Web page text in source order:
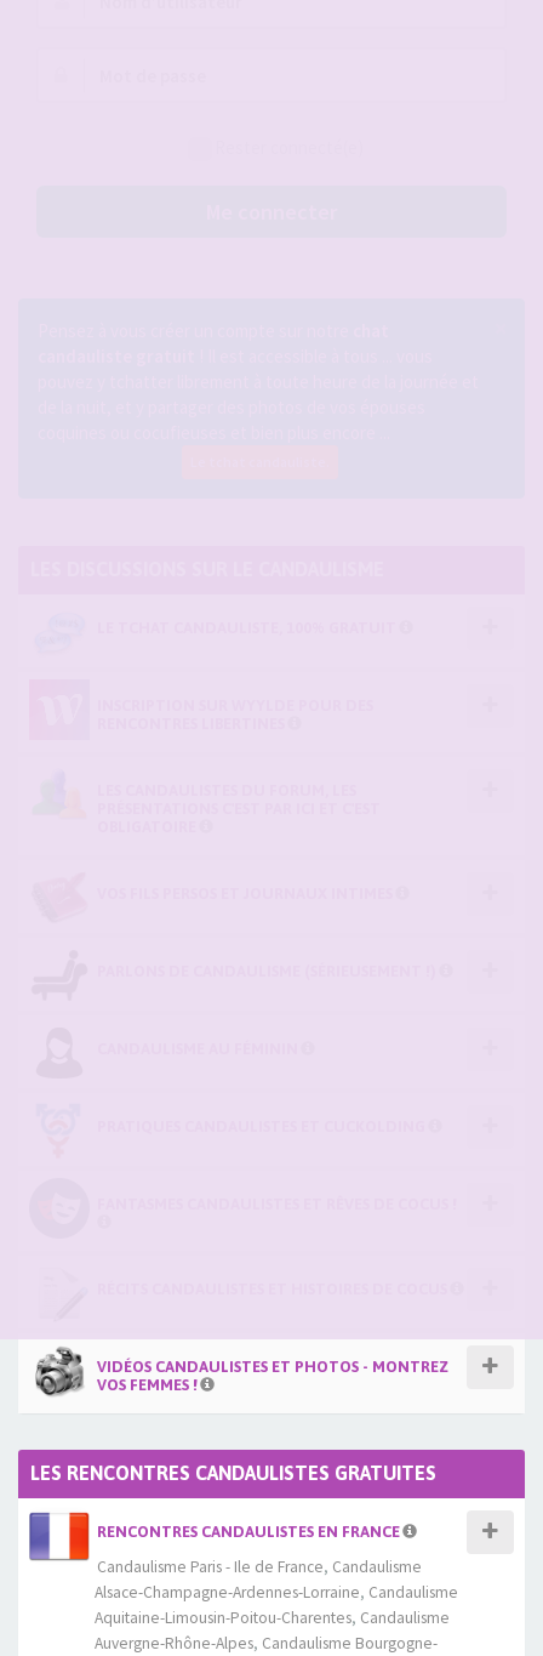
VIDÉOS CANDAULISTES ET PHOTOS - MONTREZ
VOS FEMMES !
LES RENCONTRES CANDAULISTES GRATUITES
RENCONTRES CANDAULISTES EN FRANCE
Candaulisme Paris - Ile de France, Candaulisme
Alsace-Champagne-Ardennes-Lorraine, Candaulisme
Aquitaine-Limousin-Poitou-Charentes, Candaulisme
Auvergne-Rhône-Alpes, Candaulisme Bourgogne-